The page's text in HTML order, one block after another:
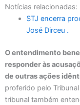
Notícias relacionadas:
STJ encerra
José Dirceu .
O entendimento
responder às
de outras ações
proferido pelo Tribunal
tribunal também